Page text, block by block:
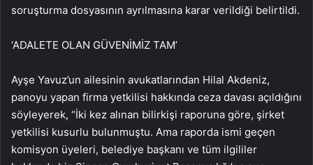
soruşturma dosyasının ayrılmasına karar verildiği belirtildi.
‘ADALETE OLAN GÜVENİMİZ TAM’
Ayşe Yavuz’un ailesinin avukatlarından Hilal Akdeniz,
panoyu yapan firma yetkilisi hakkında ceza davası açıldığını
söyleyerek, “İki kez alınan bilirkişi raporuna göre, şirket
yetkilisi kusurlu bulunmuştu. Ama raporda ismi geçen
komisyon üyeleri, belediye başkanı ve tüm ilgililer